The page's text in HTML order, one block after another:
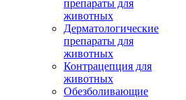
препараты для
животных
Дерматологические
препараты для
животных
Контрацепция для
животных
Обезболивающие